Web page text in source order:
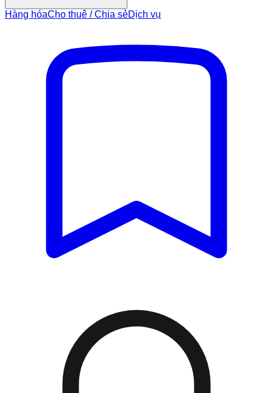
Hàng hóaCho thuê / Chia sẻDịch vụ